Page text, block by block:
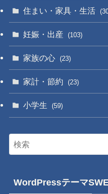
住まい・家具・生活
妊娠・出産 (103)
家族の心 (23)
家計・節約 (23)
小学生 (59)
WordPressテーマ